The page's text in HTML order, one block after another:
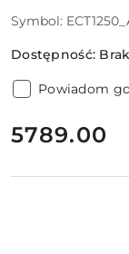
Symbol:
Dostępność:
Powiadom
cena:
5789.00